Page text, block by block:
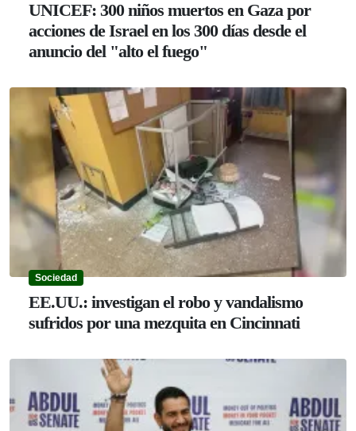
UNICEF: 300 niños muertos en Gaza por
acciones de Israel en los 300 días desde el
anuncio del "alto el fuego"
Sociedad
EE.UU.: investigan el robo y vandalismo
sufridos por una mezquita en Cincinnati